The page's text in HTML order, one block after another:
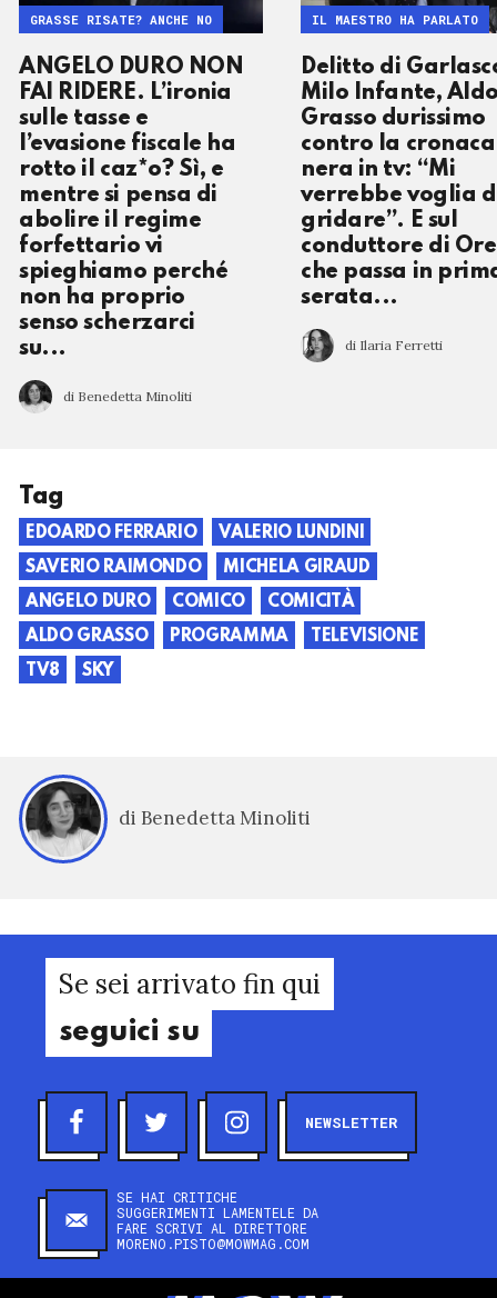
ANGELO DURO NON
FAI RIDERE. L’ironia
sulle tasse e
l’evasione fiscale ha
rotto il caz*o? Sì, e
mentre si pensa di
abolire il regime
forfettario vi
spieghiamo perché
non ha proprio
senso scherzarci
su...
di Benedetta Minoliti
GRASSE RISATE? ANCHE NO
Delitto di
Milo Infante,
Grasso durissimo
contro la cronaca
nera in tv: “Mi
verrebbe voglia
gridare”. E sul
conduttore di Ore
che passa in
serata...
di Ilaria Ferretti
IL MAESTRO HA PARLATO
Tag
EDOARDO FERRARIO
VALERIO LUNDINI
SAVERIO RAIMONDO
MICHELA GIRAUD
ANGELO DURO
COMICO
COMICITÀ
ALDO GRASSO
PROGRAMMA
TELEVISIONE
TV8
SKY
di Benedetta Minoliti
Se sei arrivato fin qui
seguici su
NEWSLETTER
SE HAI CRITICHE
SUGGERIMENTI LAMENTELE DA
FARE SCRIVI AL DIRETTORE
MORENO.PISTO@MOWMAG.COM